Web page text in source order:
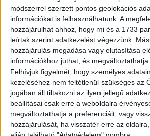
módszerrel szerzett pontos geolokációs
információkat is felhasználhatunk. A
hozzájárulhat ahhoz, hogy mi és a 1733
leírtak szerint adatkezelést végezzünk.
hozzájárulás megadása vagy elutasítása
információkhoz juthat, és megváltoztathatja
Felhívjuk figyelmét, hogy személyes
kezeléséhez nem feltétlenül szükséges az
jogában áll tiltakozni az ilyen jellegű
beállításai csak erre a weboldalra
megváltoztathatja a preferenciáit, vagy
hozzájárulását, ha visszatér erre az
próbálkozásokat videóra is vette. Dóri
köszönhetően a recept-videók
borzasztóan szórakoztatóak is. Dóri
250,000-en nézik a TikTok-on.
A Not a Funny Chef néven videókat
sokáig nem derült ki, hogy ő is magyar
ugyanis ő narrációt nem készít a videók
különleges képi világuknak
de külföldön is gyorsan terjednek, több
felkerült a TikTok-csatornára, amely